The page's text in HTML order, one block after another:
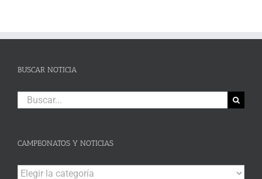
BUSCAR NOTICIA
Buscar:
CAMPEONATOS Y NOTICIAS
Campeonatos